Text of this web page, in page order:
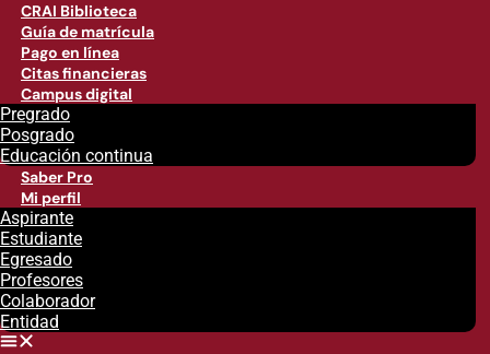
CRAI Biblioteca
Guía de matrícula
Pago en línea
Citas financieras
Campus digital
Pregrado
Posgrado
Educación continua
Saber Pro
Mi perfil
Aspirante
Estudiante
Egresado
Profesores
Colaborador
Entidad